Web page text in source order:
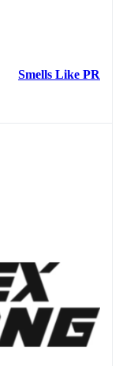
Smells Like PR